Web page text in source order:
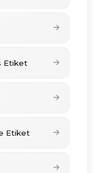
Etiket
Etiket